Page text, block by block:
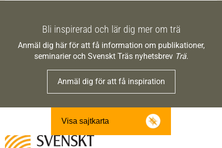
Bli inspirerad och lär dig mer om trä
Anmäl dig här för att få information om publikationer,
seminarier och Svenskt Träs nyhetsbrev Trä.
Anmäl dig för att få inspiration
Visa sajtkarta